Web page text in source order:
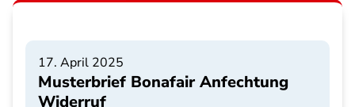
17. April 2025
Musterbrief Bonafair Anfechtung
Widerruf